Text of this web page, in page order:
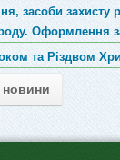
засоби
Оформлення
та Різдвом
новини